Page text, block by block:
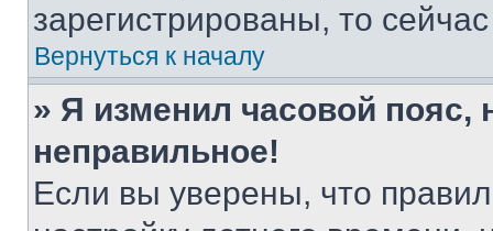
зарегистрированы, то
Вернуться к началу
» Я изменил часовой пояс,
неправильное!
Если вы уверены, что